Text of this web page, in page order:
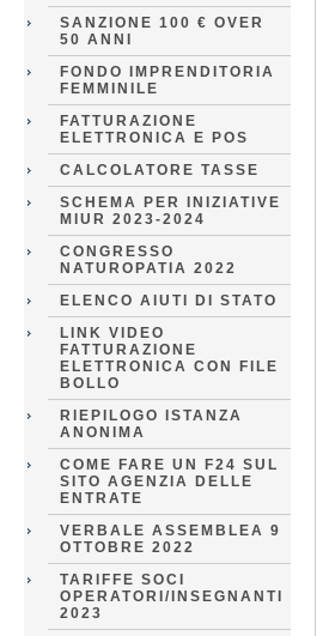
SANZIONE 100 € OVER
50 ANNI
FONDO IMPRENDITORIA
FEMMINILE
FATTURAZIONE
ELETTRONICA E POS
CALCOLATORE TASSE
SCHEMA PER INIZIATIVE
MIUR 2023-2024
CONGRESSO
NATUROPATIA 2022
ELENCO AIUTI DI STATO
LINK VIDEO
FATTURAZIONE
ELETTRONICA CON FILE
BOLLO
RIEPILOGO ISTANZA
ANONIMA
COME FARE UN F24 SUL
SITO AGENZIA DELLE
ENTRATE
VERBALE ASSEMBLEA 9
OTTOBRE 2022
TARIFFE SOCI
OPERATORI/INSEGNANTI
2023